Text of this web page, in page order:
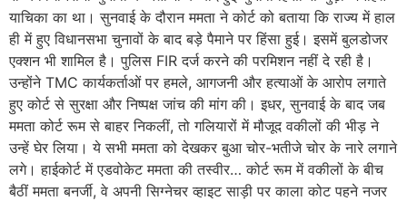
याचिका का था। सुनवाई के दौरान ममता ने कोर्ट को बताया कि राज्य में हाल
ही में हुए विधानसभा चुनावों के बाद बड़े पैमाने पर हिंसा हुई। इसमें बुलडोजर
एक्शन भी शामिल है। पुलिस FIR दर्ज करने की परमिशन नहीं दे रही है।
उन्होंने TMC कार्यकर्ताओं पर हमले, आगजनी और हत्याओं के आरोप लगाते
हुए कोर्ट से सुरक्षा और निष्पक्ष जांच की मांग की। इधर, सुनवाई के बाद जब
ममता कोर्ट रूम से बाहर निकलीं, तो गलियारों में मौजूद वकीलों की भीड़ ने
उन्हें घेर लिया। ये सभी ममता को देखकर बुआ चोर-भतीजे चोर के नारे लगाने
लगे। हाईकोर्ट में एडवोकेट ममता की तस्वीर… कोर्ट रूम में वकीलों के बीच
बैठीं ममता बनर्जी, वे अपनी सिग्नेचर व्हाइट साड़ी पर काला कोट पहने नजर